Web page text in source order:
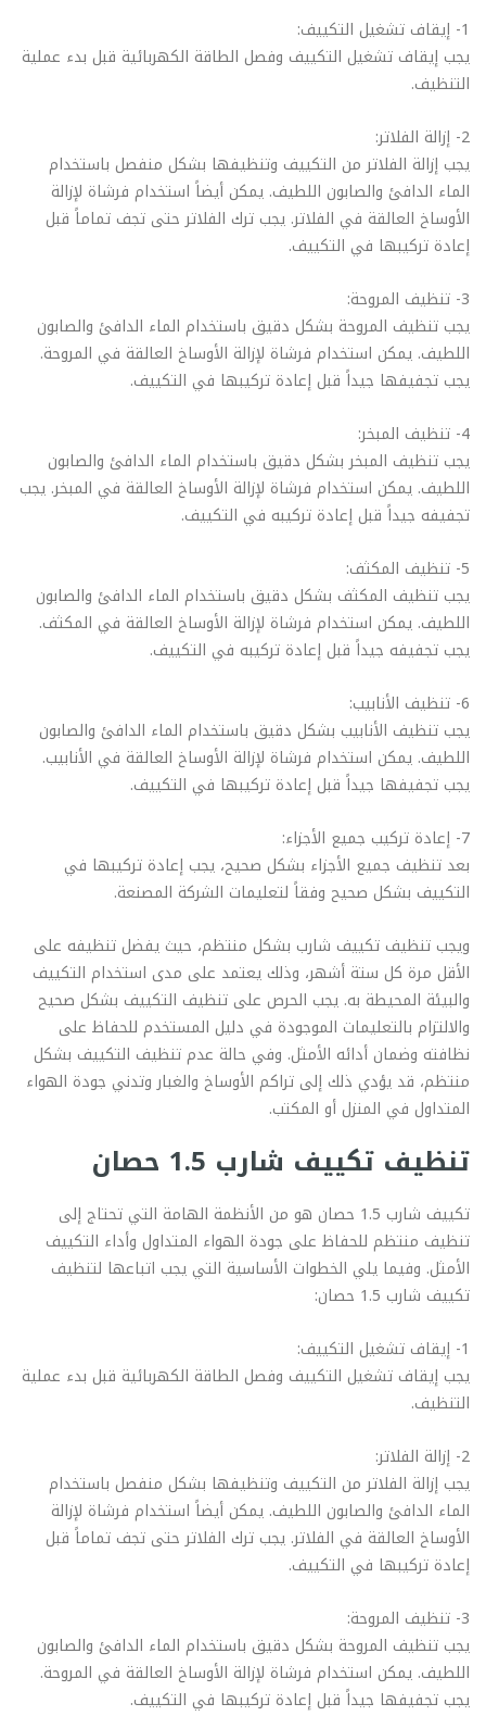
1- إيقاف تشغيل التكييف:
يجب إيقاف تشغيل التكييف وفصل الطاقة الكهربائية قبل بدء عملية
التنظيف.
2- إزالة الفلاتر:
يجب إزالة الفلاتر من التكييف وتنظيفها بشكل منفصل باستخدام
الماء الدافئ والصابون اللطيف. يمكن أيضاً استخدام فرشاة لإزالة
الأوساخ العالقة في الفلاتر. يجب ترك الفلاتر حتى تجف تماماً قبل
إعادة تركيبها في التكييف.
3- تنظيف المروحة:
يجب تنظيف المروحة بشكل دقيق باستخدام الماء الدافئ والصابون
اللطيف. يمكن استخدام فرشاة لإزالة الأوساخ العالقة في المروحة.
يجب تجفيفها جيداً قبل إعادة تركيبها في التكييف.
4- تنظيف المبخر:
يجب تنظيف المبخر بشكل دقيق باستخدام الماء الدافئ والصابون
اللطيف. يمكن استخدام فرشاة لإزالة الأوساخ العالقة في المبخر. يجب
تجفيفه جيداً قبل إعادة تركيبه في التكييف.
5- تنظيف المكثف:
يجب تنظيف المكثف بشكل دقيق باستخدام الماء الدافئ والصابون
اللطيف. يمكن استخدام فرشاة لإزالة الأوساخ العالقة في المكثف.
يجب تجفيفه جيداً قبل إعادة تركيبه في التكييف.
6- تنظيف الأنابيب:
يجب تنظيف الأنابيب بشكل دقيق باستخدام الماء الدافئ والصابون
اللطيف. يمكن استخدام فرشاة لإزالة الأوساخ العالقة في الأنابيب.
يجب تجفيفها جيداً قبل إعادة تركيبها في التكييف.
7- إعادة تركيب جميع الأجزاء:
بعد تنظيف جميع الأجزاء بشكل صحيح، يجب إعادة تركيبها في
التكييف بشكل صحيح وفقاً لتعليمات الشركة المصنعة.
ويجب تنظيف تكييف شارب بشكل منتظم، حيث يفضل تنظيفه على
الأقل مرة كل ستة أشهر، وذلك يعتمد على مدى استخدام التكييف
والبيئة المحيطة به. يجب الحرص على تنظيف التكييف بشكل صحيح
والالتزام بالتعليمات الموجودة في دليل المستخدم للحفاظ على
نظافته وضمان أدائه الأمثل. وفي حالة عدم تنظيف التكييف بشكل
منتظم، قد يؤدي ذلك إلى تراكم الأوساخ والغبار وتدني جودة الهواء
المتداول في المنزل أو المكتب.
تنظيف تكييف شارب 1.5 حصان
تكييف شارب 1.5 حصان هو من الأنظمة الهامة التي تحتاج إلى
تنظيف منتظم للحفاظ على جودة الهواء المتداول وأداء التكييف
الأمثل. وفيما يلي الخطوات الأساسية التي يجب اتباعها لتنظيف
تكييف شارب 1.5 حصان:
1- إيقاف تشغيل التكييف:
يجب إيقاف تشغيل التكييف وفصل الطاقة الكهربائية قبل بدء عملية
التنظيف.
2- إزالة الفلاتر:
يجب إزالة الفلاتر من التكييف وتنظيفها بشكل منفصل باستخدام
الماء الدافئ والصابون اللطيف. يمكن أيضاً استخدام فرشاة لإزالة
الأوساخ العالقة في الفلاتر. يجب ترك الفلاتر حتى تجف تماماً قبل
إعادة تركيبها في التكييف.
3- تنظيف المروحة:
يجب تنظيف المروحة بشكل دقيق باستخدام الماء الدافئ والصابون
اللطيف. يمكن استخدام فرشاة لإزالة الأوساخ العالقة في المروحة.
يجب تجفيفها جيداً قبل إعادة تركيبها في التكييف.